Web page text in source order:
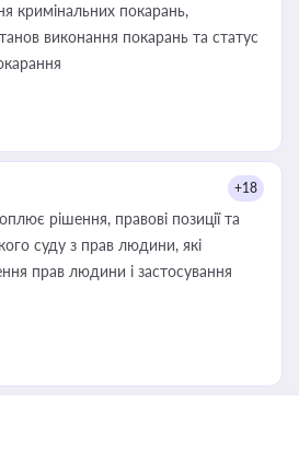
кримінальних покарань,
виконання покарань та статус
+18
рішення, правові позиції та
суду з прав людини, які
прав людини і застосування